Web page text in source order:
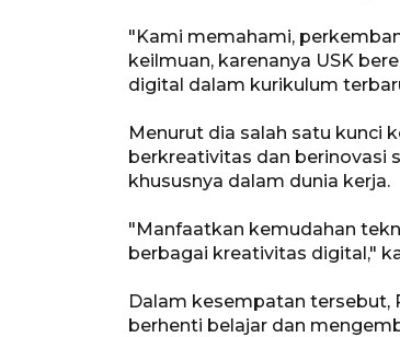
"Kami memahami,
keilmuan, karenanya USK
digital dalam kurikulum
Menurut dia salah satu kunci
berkreativitas dan berinovasi
khususnya dalam dunia kerja.
"Manfaatkan kemudahan
berbagai kreativitas digital,"
Dalam kesempatan tersebut,
berhenti belajar dan